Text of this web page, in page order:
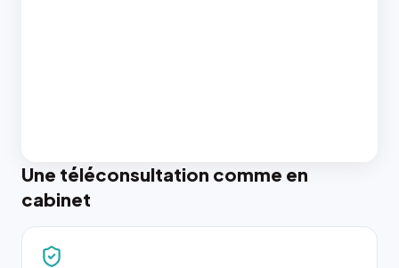
Une téléconsultation comme en
cabinet